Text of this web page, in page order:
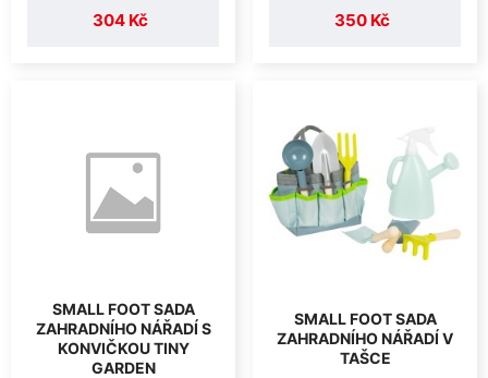
304 Kč 350 Kč
SMALL FOOT SADA
ZAHRADNÍHO NÁŘADÍ S
KONVIČKOU TINY
GARDEN
SMALL FOOT SADA
ZAHRADNÍHO NÁŘADÍ V
TAŠCE